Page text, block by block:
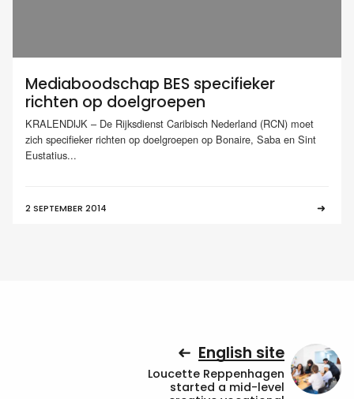
Mediaboodschap BES specifieker
richten op doelgroepen
KRALENDIJK – De Rijksdienst Caribisch Nederland (RCN) moet
zich specifieker richten op doelgroepen op Bonaire, Saba en Sint
Eustatius...
2 SEPTEMBER 2014
English site
Loucette Reppenhagen
started a mid-level